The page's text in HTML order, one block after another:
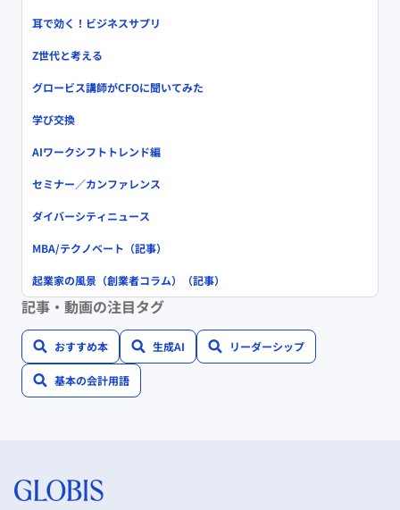
耳で効く！ビジネスサプリ
Z世代と考える
グロービス講師がCFOに聞いてみた
学び交換
AIワークシフトトレンド編
セミナー／カンファレンス
ダイバーシティニュース
MBA/テクノベート（記事）
起業家の風景（創業者コラム）（記事）
記事・動画の注目タグ
おすすめ本 生成AI リーダーシップ
基本の会計用語